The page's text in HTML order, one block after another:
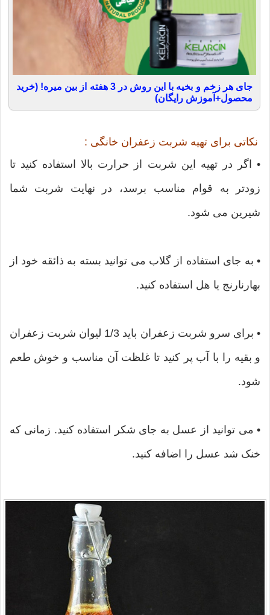
جای هر زخم و بخیه با این روش در 3 هفته از بین میره! (خرید
محصول+آموزش رایگان)
نکاتی برای تهیه شربت زعفران خانگی :
• اگر در تهیه این شربت از حرارت بالا استفاده کنید تا
زودتر به قوام مناسب برسد، در نهایت شربت شما
شیرین می شود.
• به جای استفاده از گلاب می توانید بسته به ذائقه خود از
بهارنارنج یا هل استفاده کنید.
• برای سرو شربت زعفران باید 1/3 لیوان شربت زعفران
و بقیه را با آب پر کنید تا غلظت آن مناسب و خوش طعم
شود.
• می توانید از عسل به جای شکر استفاده کنید. زمانی که
خنک شد عسل را اضافه کنید.